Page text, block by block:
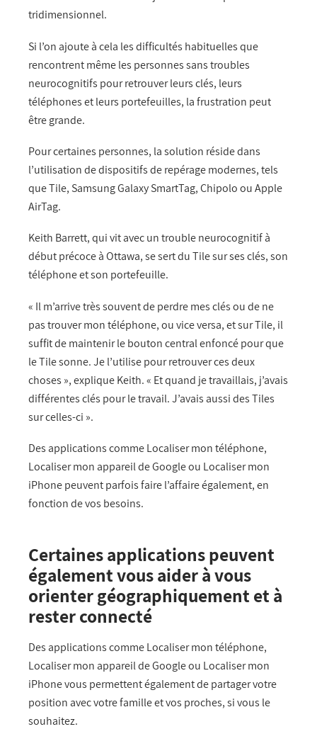
tridimensionnel.
Si l’on ajoute à cela les difficultés habituelles que
rencontrent même les personnes sans troubles
neurocognitifs pour retrouver leurs clés, leurs
téléphones et leurs portefeuilles, la frustration peut
être grande.
Pour certaines personnes, la solution réside dans
l’utilisation de dispositifs de repérage modernes, tels
que Tile, Samsung Galaxy SmartTag, Chipolo ou Apple
AirTag.
Keith Barrett, qui vit avec un trouble neurocognitif à
début précoce à Ottawa, se sert du Tile sur ses clés, son
téléphone et son portefeuille.
« Il m’arrive très souvent de perdre mes clés ou de ne
pas trouver mon téléphone, ou vice versa, et sur Tile, il
suffit de maintenir le bouton central enfoncé pour que
le Tile sonne. Je l’utilise pour retrouver ces deux
choses », explique Keith. « Et quand je travaillais, j’avais
différentes clés pour le travail. J’avais aussi des Tiles
sur celles-ci ».
Des applications comme Localiser mon téléphone,
Localiser mon appareil de Google ou Localiser mon
iPhone peuvent parfois faire l’affaire également, en
fonction de vos besoins.
Certaines applications peuvent
également vous aider à vous
orienter géographiquement et à
rester connecté
Des applications comme Localiser mon téléphone,
Localiser mon appareil de Google ou Localiser mon
iPhone vous permettent également de partager votre
position avec votre famille et vos proches, si vous le
souhaitez.